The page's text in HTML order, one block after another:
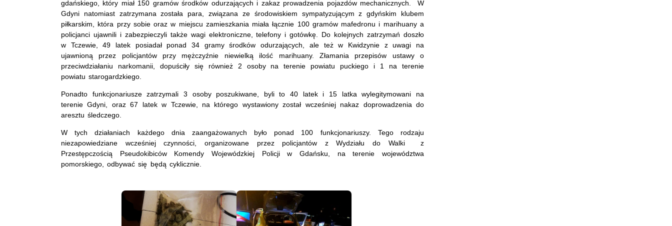
gdańskiego, który miał 150 gramów środków odurzających i zakaz prowadzenia pojazdów mechanicznych. W
Gdyni natomiast zatrzymana została para, związana ze środowiskiem sympatyzującym z gdyńskim klubem
piłkarskim, która przy sobie oraz w miejscu zamieszkania miała łącznie 100 gramów mafedronu i marihuany a
policjanci ujawnili i zabezpieczyli także wagi elektroniczne, telefony i gotówkę. Do kolejnych zatrzymań doszło
w Tczewie, 49 latek posiadał ponad 34 gramy środków odurzających, ale też w Kwidzynie z uwagi na
ujawnioną przez policjantów przy mężczyźnie niewielką ilość marihuany. Złamania przepisów ustawy o
przeciwdziałaniu narkomanii, dopuściły się również 2 osoby na terenie powiatu puckiego i 1 na terenie
powiatu starogardzkiego.
Ponadto funkcjonariusze zatrzymali 3 osoby poszukiwane, byli to 40 latek i 15 latka wylegitymowani na
terenie Gdyni, oraz 67 latek w Tczewie, na którego wystawiony został wcześniej nakaz doprowadzenia do
aresztu śledczego.
W tych działaniach każdego dnia zaangażowanych było ponad 100 funkcjonariuszy. Tego rodzaju
niezapowiedziane wcześniej czynności, organizowane przez policjantów z Wydziału do Walki z
Przestępczością Pseudokibiców Komendy Wojewódzkiej Policji w Gdańsku, na terenie województwa
pomorskiego, odbywać się będą cyklicznie.